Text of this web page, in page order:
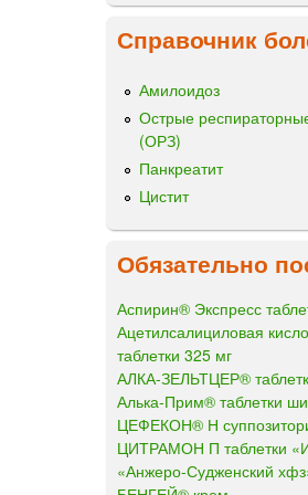
Справочник
Амилоидоз
Острые
(ОРЗ)
Панкреатит
Цистит
Обязательно
Аспирин® Экспресс
Ацетилсалициловая
таблетки 325 мг
АЛКА-ЗЕЛЬТЦЕР®
Алька-Прим® таблетки
ЦЕФЕКОН® Н
ЦИТРАМОН П таблетки
«Анжеро-Судженский